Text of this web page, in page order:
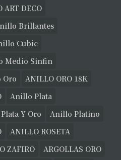
ART DECO
Brillantes
Cubic
Medio Sinfin
Oro
ANILLO ORO 18K
Anillo Plata
Y Oro
Anillo Platino
ANILLO ROSETA
ZAFIRO
ARGOLLAS ORO